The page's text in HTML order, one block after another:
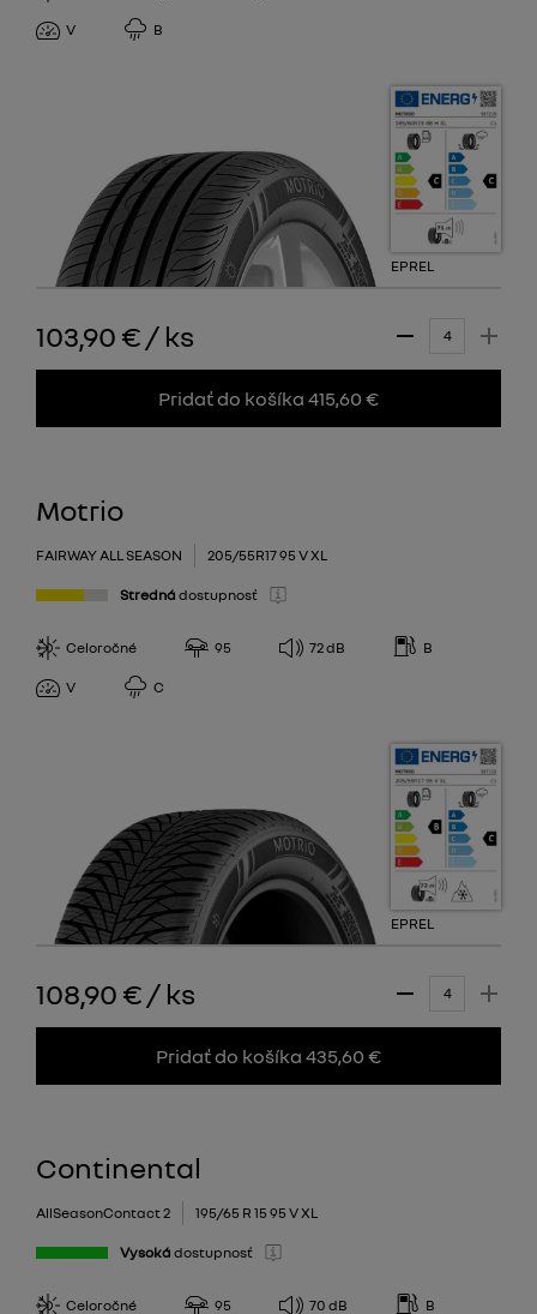
V B
EPREL
103,90 € / ks
Pridať do košíka 415,60 €
Motrio
FAIRWAY ALL SEASON 205/55R17 95 V XL
Stredná dostupnosť
Celoročné 95 72dB B
V C
EPREL
108,90 € / ks
Pridať do košíka 435,60 €
Continental
AllSeasonContact 2 195/65 R 15 95 V XL
Vysoká dostupnosť
Celoročné 95 70 dB B